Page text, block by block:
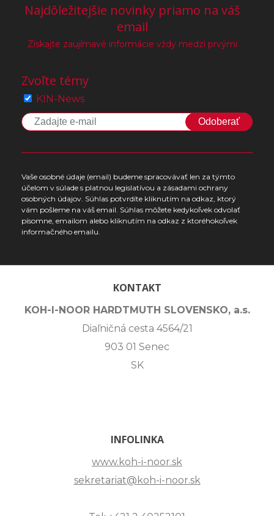
Najdôležitejšie novinky priamo na váš
email
Získajte zaujímavé informácie vždy medzi prvými
Zvoľte témy
KIN-News
Odoberať
Vaše osobné údaje (email) budeme spracovávať len za týmto
účelom v súlade s platnou legislatívou a zásadami ochrany
osobných údajov. Súhlas potvrdíte kliknutím na odkaz, ktorý
vám pošleme na váš email. Súhlas môžete kedykoľvek odvolať
písomne, emailom alebo kliknutím na odkaz z ktoréhokoľvek
informačného emailu.
KONTAKT
KOH-I-NOOR HARDTMUTH SLOVENSKO, a.s.
Diaľničná cesta 4564/21
903 01 Senec
SK
INFOLINKA
www.koh-i-noor.sk
sekretariat@koh-i-noor.sk